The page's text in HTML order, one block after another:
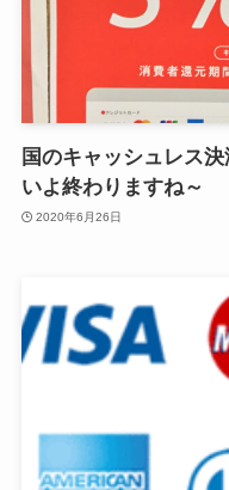
国のキャッシュレス
いよ終わりますね～
2020年6月26日